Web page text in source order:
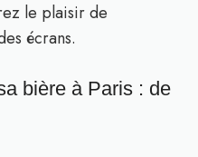
le plaisir de
écrans.
bière à Paris : de